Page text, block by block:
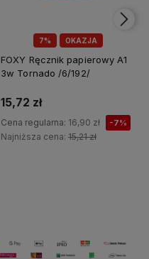
7% OKAZJA
FOXY Ręcznik papierowy A1
3w Tornado /6/192/
15,72 zł
Cena regularna: 16,90 zł -7%
Najniższa cena: 15,21 zł